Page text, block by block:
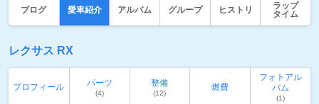
ブログ 愛車紹介 アルバム グループ ヒストリ
ラップ
タイム
レクサス RX
プロフィール パーツ
(4)
整備
(12)
燃費
フォトアル
バム
(1)